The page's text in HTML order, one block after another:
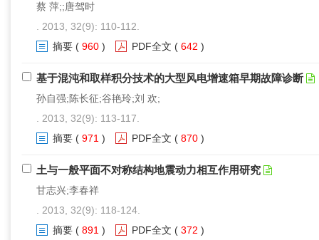
蔡 萍;;唐驾时
. 2013, 32(9): 110-112.
摘要 ( 960 ) PDF全文 ( 642 )
基于混沌和取样积分技术的大型风电增速箱早期故障诊断
孙自强;陈长征;谷艳玲;刘 欢;
. 2013, 32(9): 113-117.
摘要 ( 971 ) PDF全文 ( 870 )
土与一般平面不对称结构地震动力相互作用研究
甘志兴;李春祥
. 2013, 32(9): 118-124.
摘要 ( 891 ) PDF全文 ( 372 )